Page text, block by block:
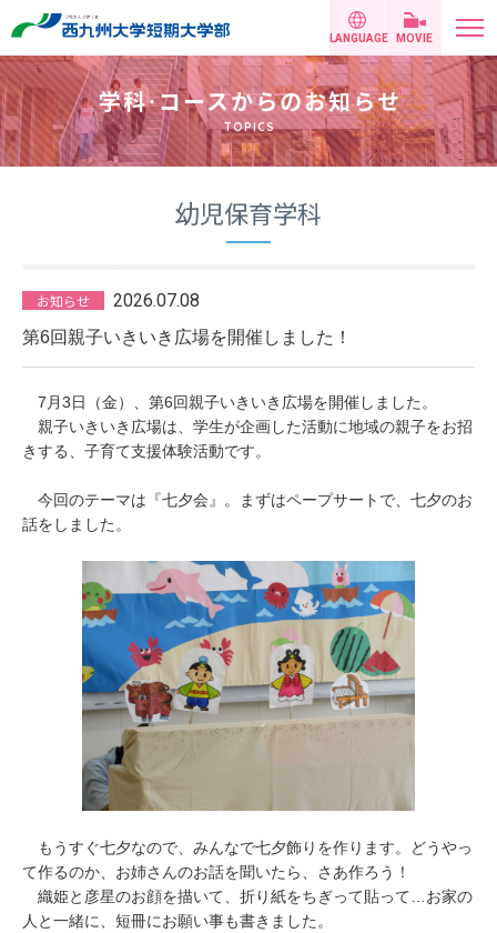
MOVIE
LANGUAGE
学科・コースからのお知らせ
TOPICS
幼児保育学科
お知らせ 2026.07.08
第6回親子いきいき広場を開催しました！
7月3日（金）、第6回親子いきいき広場を開催しました。
親子いきいき広場は、学生が企画した活動に地域の親子をお招
きする、子育て支援体験活動です。
今回のテーマは『七夕会』。まずはペープサートで、七夕のお
話をしました。
もうすぐ七夕なので、みんなで七夕飾りを作ります。どうやっ
て作るのか、お姉さんのお話を聞いたら、さあ作ろう！
織姫と彦星のお顔を描いて、折り紙をちぎって貼って…お家の
人と一緒に、短冊にお願い事も書きました。